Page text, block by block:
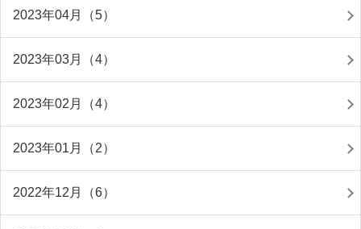
2023年04月（5）
2023年03月（4）
2023年02月（4）
2023年01月（2）
2022年12月（6）